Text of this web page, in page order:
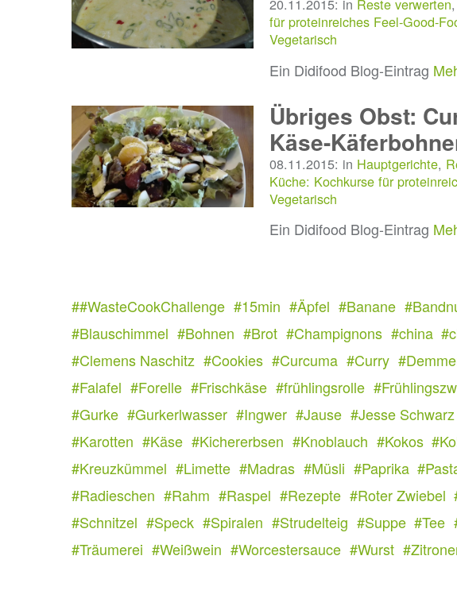
20.11.2015: in Reste verwerten,
für proteinreiches Feel-Good-
Vegetarisch
Ein Didifood Blog-Eintrag
Übriges Obst:
Käse-
08.11.2015: in Hauptgerichte,
Küche: Kochkurse für
Vegetarisch
Ein Didifood Blog-Eintrag
##WasteCookChallenge #15min #Äpfel #Banane
#Blauschimmel #Bohnen #Brot #Champignons #china
#Clemens Naschitz #Cookies #Curcuma #Curry
#Falafel #Forelle #Frischkäse #frühlingsrolle
#Gurke #Gurkerlwasser #Ingwer #Jause #Jesse Schwarz
#Karotten #Käse #Kichererbsen #Knoblauch #Kokos
#Kreuzkümmel #Limette #Madras #Müsli #Paprika
#Radieschen #Rahm #Raspel #Rezepte #Roter Zwiebel
#Schnitzel #Speck #Spiralen #Strudelteig #Suppe #Tee
#Träumerei #Weißwein #Worcestersauce #Wurst